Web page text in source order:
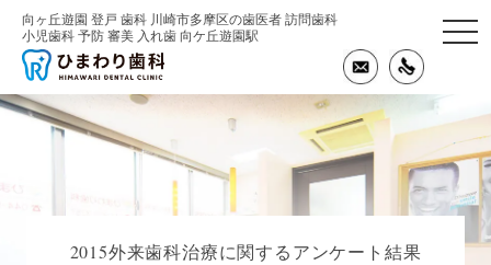
向ヶ丘遊園 登戸 歯科 川崎市多摩区の歯医者 訪問歯科
小児歯科 予防 審美 入れ歯 向ケ丘遊園駅
2015外来歯科治療に関するアンケート結果